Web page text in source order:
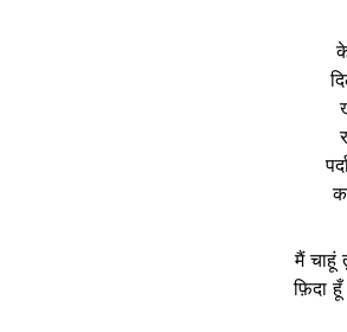
मैं चाहूं
फ़िदा